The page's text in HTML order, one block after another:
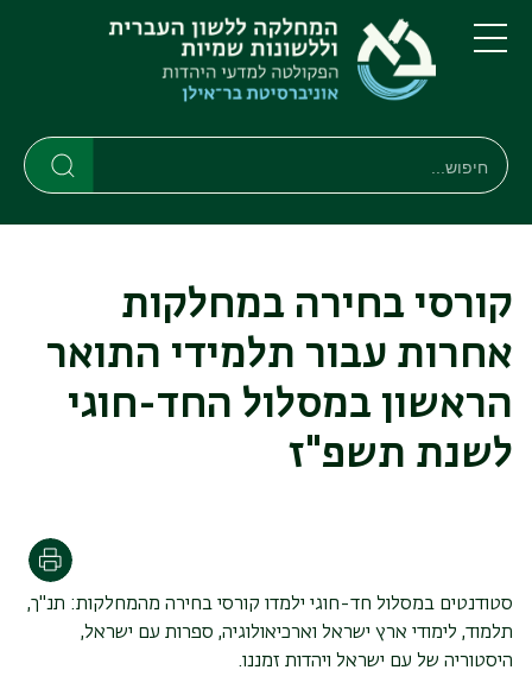
דילוג
לתוכן
העיקרי
דילוג
לתפריט
ניווט
ראשי
תפריט
חיפוש
חיפוש
קורסי בחירה במחלקות
אחרות עבור תלמידי התואר
הראשון במסלול החד-חוגי
לשנת תשפ"ז
סטודנטים במסלול חד-חוגי ילמדו קורסי בחירה מהמחלקות: תנ"ך,
תלמוד, לימודי ארץ ישראל וארכיאולוגיה, ספרות עם ישראל,
היסטוריה של עם ישראל ויהדות זמננו.